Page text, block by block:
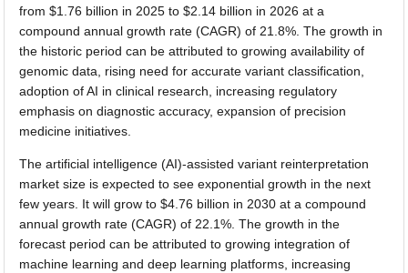
from $1.76 billion in 2025 to $2.14 billion in 2026 at a
compound annual growth rate (CAGR) of 21.8%. The growth in
the historic period can be attributed to growing availability of
genomic data, rising need for accurate variant classification,
adoption of AI in clinical research, increasing regulatory
emphasis on diagnostic accuracy, expansion of precision
medicine initiatives.
The artificial intelligence (AI)-assisted variant reinterpretation
market size is expected to see exponential growth in the next
few years. It will grow to $4.76 billion in 2030 at a compound
annual growth rate (CAGR) of 22.1%. The growth in the
forecast period can be attributed to growing integration of
machine learning and deep learning platforms, increasing